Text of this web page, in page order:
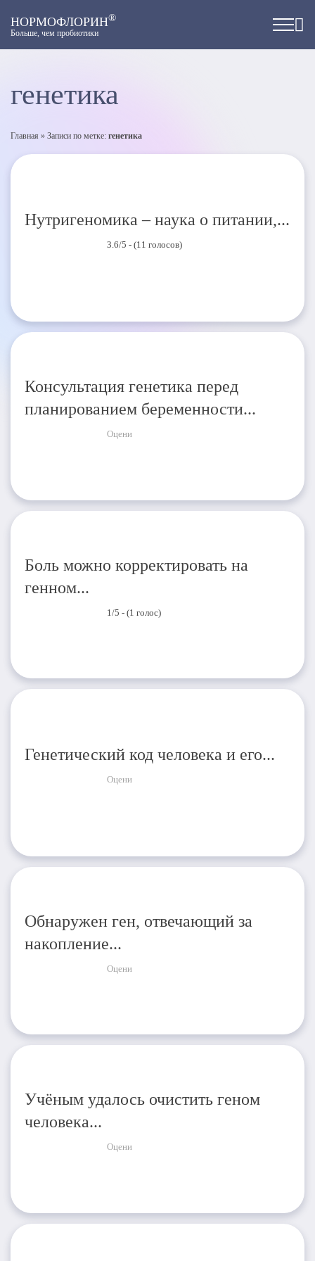
НОРМОФЛОРИН®
Больше, чем пробиотики
генетика
Главная » Записи по метке: генетика
Нутригеномика – наука о питании,...
3.6/5 - (11 голосов)
Консультация генетика перед
планированием беременности...
Оцени
Боль можно корректировать на
генном...
1/5 - (1 голос)
Генетический код человека и его...
Оцени
Обнаружен ген, отвечающий за
накопление...
Оцени
Учёным удалось очистить геном
человека...
Оцени